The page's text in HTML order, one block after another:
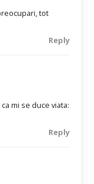
tot
Reply
mi se duce viata:
Reply